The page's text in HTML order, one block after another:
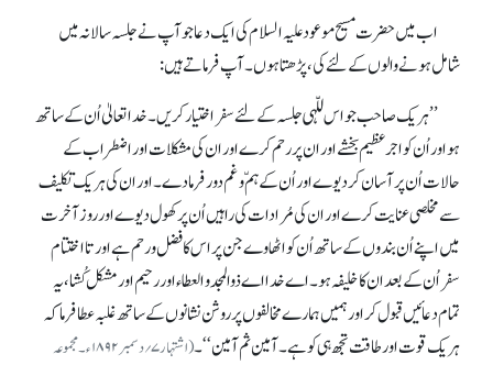
اب میں حضرت مسیح موعود علیہ السلام کی ایک دعا جو آپ نے جلسہ سالانہ میں
شامل ہونے والوں کے لئے کی، پڑھتا ہوں ۔ آپ فرماتے ہیں :
’’ہریک صاحب جو اس للّہی جلسہ کے لئے سفر اختیار کریں ۔ خدا تعالیٰ اُن کے ساتھ
ہو اور اُن کو اجرعظیم بخشے اور ان پر رحم کرے اور ان کی مشکلات اور اضطراب کے
حالات اُن پر آسان کر دیوے اور اُن کے ہمّ و غم دور فرمادے۔ اور ان کی ہر یک تکلیف
سے مخلصی عنایت کرے اور ان کی مُرادات کی راہیں اُن پر کھول دیوے اور روز آخرت
میں اپنے اُن بندوں کے ساتھ اُن کو اٹھاوے جن پر اس کا فضل و رحم ہے اور تا اختتام
سفر اُن کے بعد ان کا خلیفہ ہو۔ اے خدا اے ذوالمجد و العطاء اور رحیم اور مشکل کُشا،یہ
تمام دعائیں قبول کر اور ہمیں ہمارے مخالفوں پر روشن نشانوں کے ساتھ غلبہ عطا فرما کہ
ہر یک قوت اور طاقت تجھ ہی کو ہے۔ آمین ثم آمین‘‘۔
(اشتہار ۷؍ دسمبر ۱۸۹۲ ء۔ مجموعہ